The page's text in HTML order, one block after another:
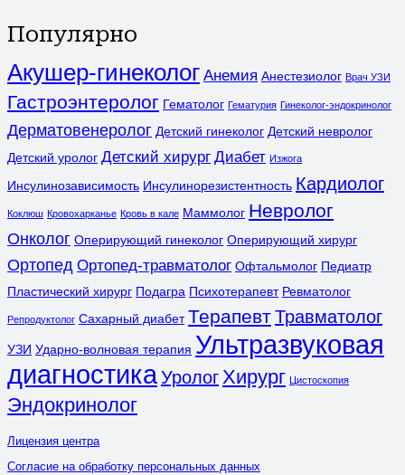
Популярно
Акушер-гинеколог Анемия Анестезиолог Врач УЗИ
Гастроэнтеролог Гематолог Гематурия Гинеколог-эндокринолог
Дерматовенеролог Детский гинеколог Детский невролог
Детский уролог Детский хирург Диабет Изжога
Инсулинозависимость Инсулинорезистентность Кардиолог
Коклюш Кровохарканье Кровь в кале Маммолог Невролог
Онколог Оперирующий гинеколог Оперирующий хирург
Ортопед Ортопед-травматолог Офтальмолог Педиатр
Пластический хирург Подагра Психотерапевт Ревматолог
Репродуктолог Сахарный диабет ТерапевтТравматолог
УЗИ Ударно-волновая терапия Ультразвуковая
диагностикаУрологХирург Цистоскопия
Эндокринолог
Лицензия центра
Согласие на обработку персональных данных